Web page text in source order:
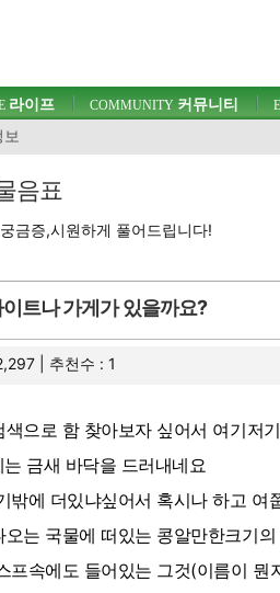
보
라이프 COMMUNITY 커뮤니티
음표
금증,시원하게 풀어드립니다!
트나 가게가 있을까요?
| 추천수 :1
으로 함 찾아보자 싶어서 여기저
는 금새 바닥을 드러내네요
밖에 더있냐싶어서 혹시나 하고 여
는 국물에 떠있는 콩알만한크기
프속에도 들어있는 그것(이름이 뭔